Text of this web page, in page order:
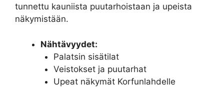
tunnettu kauniista puutarhoistaan ja upeista
näkymistään.
Nähtävyydet:
Palatsin sisätilat
Veistokset ja puutarhat
Upeat näkymät Korfunlahdelle